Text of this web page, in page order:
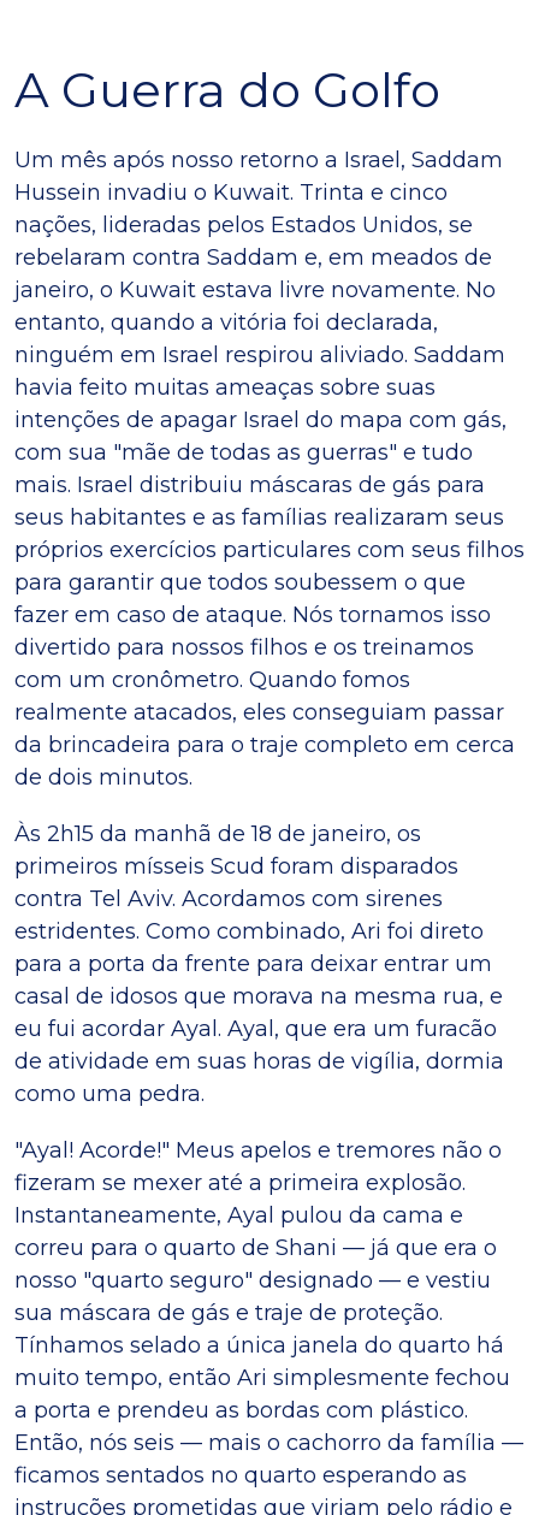
A Guerra do Golfo
Um mês após nosso retorno a Israel, Saddam
Hussein invadiu o Kuwait. Trinta e cinco
nações, lideradas pelos Estados Unidos, se
rebelaram contra Saddam e, em meados de
janeiro, o Kuwait estava livre novamente. No
entanto, quando a vitória foi declarada,
ninguém em Israel respirou aliviado. Saddam
havia feito muitas ameaças sobre suas
intenções de apagar Israel do mapa com gás,
com sua "mãe de todas as guerras" e tudo
mais. Israel distribuiu máscaras de gás para
seus habitantes e as famílias realizaram seus
próprios exercícios particulares com seus filhos
para garantir que todos soubessem o que
fazer em caso de ataque. Nós tornamos isso
divertido para nossos filhos e os treinamos
com um cronômetro. Quando fomos
realmente atacados, eles conseguiam passar
da brincadeira para o traje completo em cerca
de dois minutos.
Às 2h15 da manhã de 18 de janeiro, os
primeiros mísseis Scud foram disparados
contra Tel Aviv. Acordamos com sirenes
estridentes. Como combinado, Ari foi direto
para a porta da frente para deixar entrar um
casal de idosos que morava na mesma rua, e
eu fui acordar Ayal. Ayal, que era um furacão
de atividade em suas horas de vigília, dormia
como uma pedra.
"Ayal! Acorde!" Meus apelos e tremores não o
fizeram se mexer até a primeira explosão.
Instantaneamente, Ayal pulou da cama e
correu para o quarto de Shani — já que era o
nosso "quarto seguro" designado — e vestiu
sua máscara de gás e traje de proteção.
Tínhamos selado a única janela do quarto há
muito tempo, então Ari simplesmente fechou
a porta e prendeu as bordas com plástico.
Então, nós seis — mais o cachorro da família —
ficamos sentados no quarto esperando as
instruções prometidas que viriam pelo rádio e